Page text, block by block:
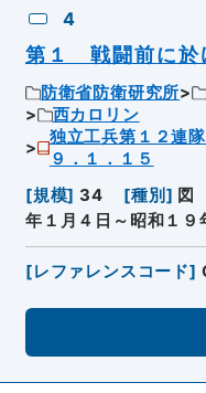
4
第１ 戦闘前に於
防衛省防衛研究所
西カロリン
独立工兵第１２連
９．１．１５
[規模] 34 [種別 ] 図
年１月４日～昭和１９
[レファレンスコード]